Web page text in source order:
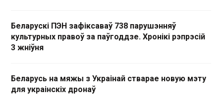
Беларускі ПЭН зафіксаваў 738 парушэнняў
культурных правоў за паўгоддзе. Хронікі рэпрэсій
3 жніўня
Беларусь на мяжы з Украінай стварае новую мэту
для украінскіх дронаў